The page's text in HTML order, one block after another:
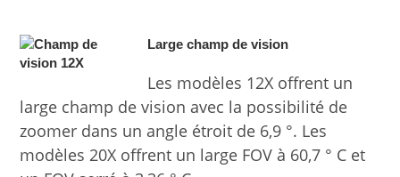
Large champ de vision
Les modèles 12X offrent un
large champ de vision avec la possibilité de
zoomer dans un angle étroit de 6,9 ​​°. Les
modèles 20X offrent un large FOV à 60,7 ° C et